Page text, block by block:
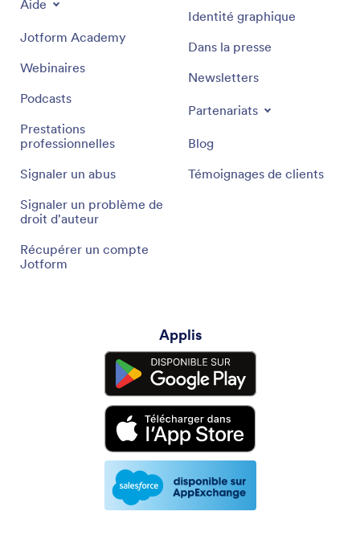
Aide
Jotform Academy
Webinaires
Podcasts
Prestations
professionnelles
Signaler un abus
Signaler un problème de
droit d'auteur
Récupérer un compte
Jotform
Identité graphique
Dans la presse
Newsletters
Partenariats
Blog
Témoignages de clients
Applis